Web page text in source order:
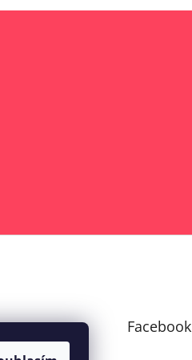
Facebook